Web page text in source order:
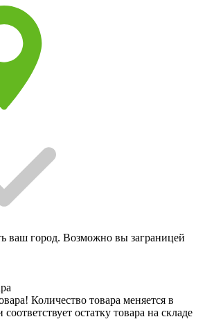
ваш город. Возможно вы заграницей
Количество товара меняется в
остатку товара на складе